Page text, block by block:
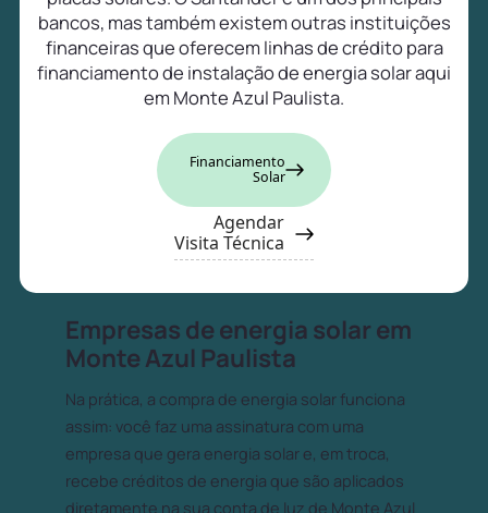
bancos, mas também existem outras instituições
financeiras que oferecem linhas de crédito para
financiamento de instalação de energia solar aqui
em Monte Azul Paulista.
Financiamento
Solar
Agendar
Visita Técnica
Empresas de energia solar em
Monte Azul Paulista
Na prática, a compra de energia solar funciona
assim: você faz uma assinatura com uma
empresa que gera energia solar e, em troca,
recebe créditos de energia que são aplicados
diretamente na sua conta de luz de Monte Azul